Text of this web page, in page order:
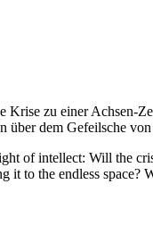
zu einer Achsen-
dem Gefeilsche
of intellect: Will the
to the endless space?